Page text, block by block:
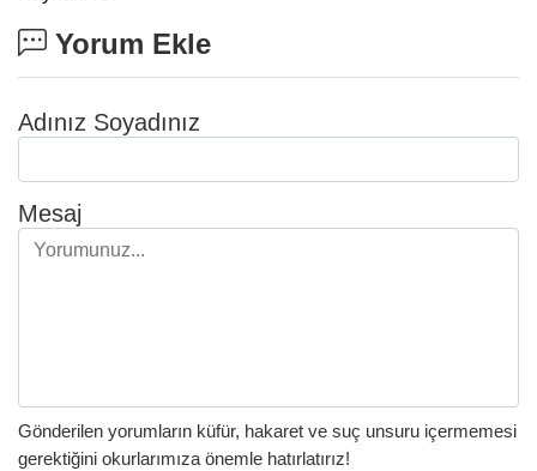
Yorum Ekle
Adınız Soyadınız
Mesaj
Gönderilen yorumların küfür, hakaret ve suç unsuru içermemesi
gerektiğini okurlarımıza önemle hatırlatırız!